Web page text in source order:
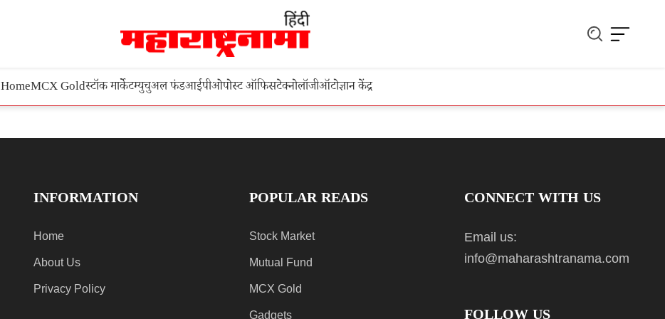
HomeMCX Goldस्टॉक मार्केटम्युचुअल फंडआईपीओपोस्ट ऑफिसटेक्नोलॉजीऑटोज्ञान केंद्र
INFORMATION
Home
About Us
Privacy Policy
POPULAR READS
Stock Market
Mutual Fund
MCX Gold
Gadgets
CONNECT WITH US
Email us:
info@maharashtranama.com